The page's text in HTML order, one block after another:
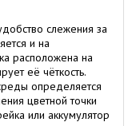
слежения за
и на
расположена на
её чёткость.
определяется
цветной точки
или аккумулятор